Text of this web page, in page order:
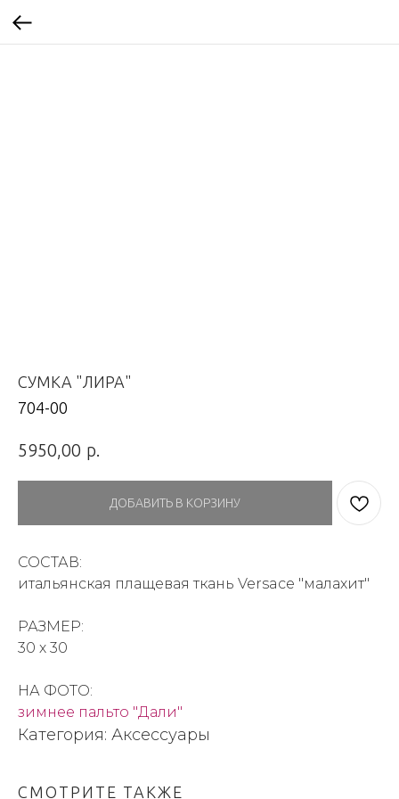
СУМКА "ЛИРА"
704-00
5950,00 р.
ДОБАВИТЬ В КОРЗИНУ
СОСТАВ:
итальянская плащевая ткань Versace "малахит"
РАЗМЕР:
30 х 30
НА ФОТО:
зимнее пальто "Дали"
Категория: Аксессуары
СМОТРИТЕ ТАКЖЕ